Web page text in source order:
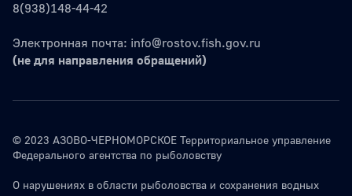
8(938)148-44-42
Электронная почта: info@rostov.fish.gov.ru
(не для направления обращений)
© 2023 АЗОВО-ЧЕРНОМОРСКОЕ Территориальное управление
Федерального агентства по рыболовству
О нарушениях в области рыболовства и сохранения водных